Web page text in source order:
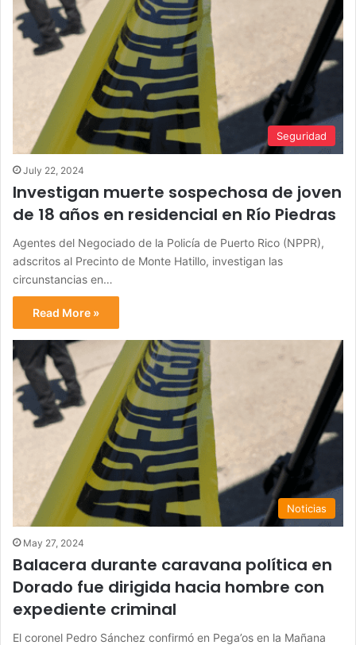
Seguridad
July 22, 2024
Investigan muerte sospechosa de joven
de 18 años en residencial en Río Piedras
Agentes del Negociado de la Policía de Puerto Rico (NPPR),
adscritos al Precinto de Monte Hatillo, investigan las
circunstancias en…
Read More »
Noticias
May 27, 2024
Balacera durante caravana política en
Dorado fue dirigida hacia hombre con
expediente criminal
El coronel Pedro Sánchez confirmó en Pega’os en la Mañana